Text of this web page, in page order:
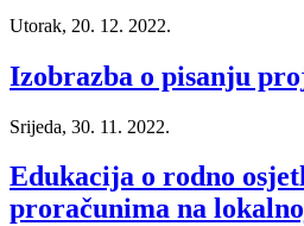
Utorak, 20. 12. 2022.
Izobrazba o pisanju
Srijeda, 30. 11. 2022.
Edukacija o rodno
proračunima na